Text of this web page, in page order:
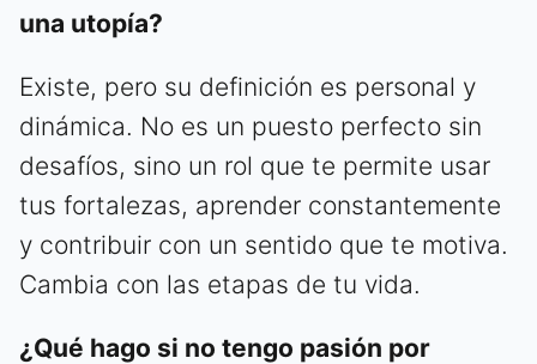
una utopía?
Existe, pero su definición es personal y
dinámica. No es un puesto perfecto sin
desafíos, sino un rol que te permite usar
tus fortalezas, aprender constantemente
y contribuir con un sentido que te motiva.
Cambia con las etapas de tu vida.
¿Qué hago si no tengo pasión por